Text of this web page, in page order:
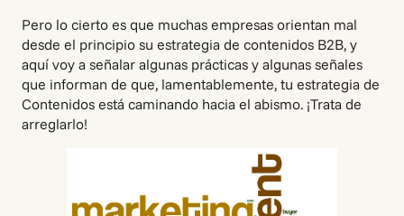
Pero lo cierto es que muchas empresas orientan mal
desde el principio su estrategia de contenidos B2B, y
aquí voy a señalar algunas prácticas y algunas señales
que informan de que, lamentablemente, tu estrategia de
Contenidos está caminando hacia el abismo. ¡Trata de
arreglarlo!